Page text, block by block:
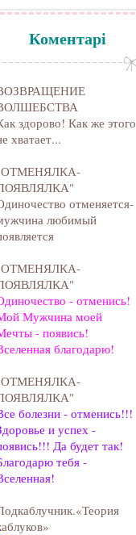
Коментарі
здорово! Как же этого
хватает...
отменяется-
любимый
- отменись!
Мужчина моей
- появись!
благодарю!
болезни - отменись!!!
и успех -
Да будет так!
тебя -